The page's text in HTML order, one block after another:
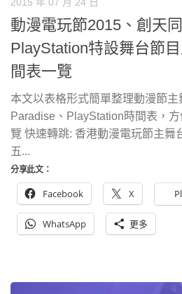
2015 年 07 月 24 日
動漫電玩節2015、創天
PlayStation特設舞台節
間表一覽
本文以表格形式簡單整理動漫節
Paradise、PlayStation時間表，
覽 快速轉跳: 香港動漫電玩節主舞
五...
分享此文：
Facebook X
WhatsApp 更多